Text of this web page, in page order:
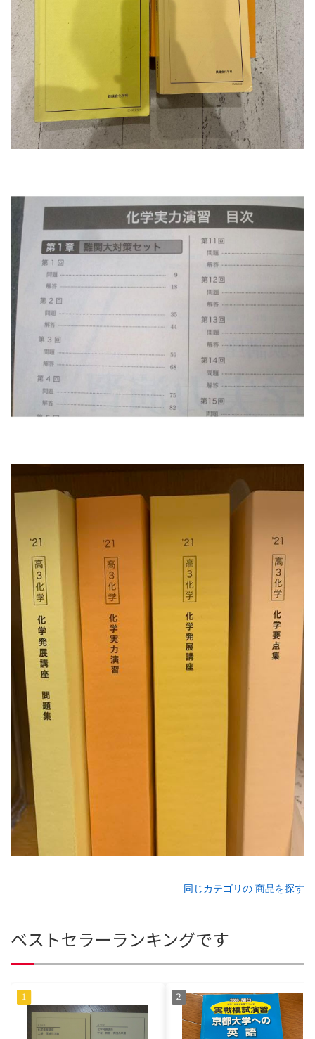
同じカテゴリの 商品を探す
ベストセラーランキングです